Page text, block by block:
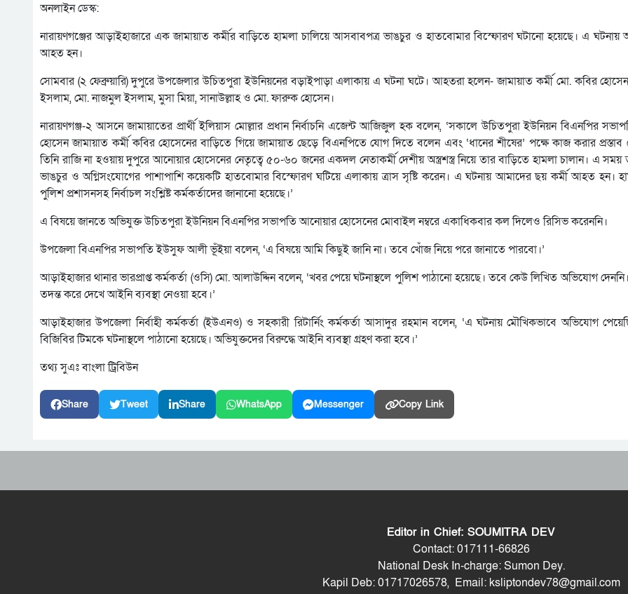
অনলাইন ডেস্ক:
নারায়ণগঞ্জের আড়াইহাজারে এক জামায়াত কর্মীর বাড়িতে হামলা চালিয়ে আসবাবপত্র ভাঙচুর ও হাতবোমার বিস্ফোরণ ঘটানো হয়েছে। এ
আহত হন।
সোমবার (২ ফেব্রুয়ারি) দুপুরে উপজেলার উচিতপুরা ইউনিয়নের বড়াইপাড়া এলাকায় এ ঘটনা ঘটে। আহতরা হলেন- জামায়াত কর্মী মো. কবির
ইসলাম, মো. নাজমুল ইসলাম, মুসা মিয়া, সানাউল্লাহ ও মো. ফারুক হোসেন।
নারায়ণগঞ্জ-২ আসনে জামায়াতের প্রার্থী ইলিয়াস মোল্লার প্রধান নির্বাচনি এজেন্ট আজিজুল হক বলেন, ‘সকালে উচিতপুরা ইউনিয়ন বিএনপির
হোসেন জামায়াত কর্মী কবির হোসেনের বাড়িতে গিয়ে জামায়াত ছেড়ে বিএনপিতে যোগ দিতে বলেন এবং ‘ধানের শীষের’ পক্ষে কাজ করার প্রস্তাব
তিনি রাজি না হওয়ায় দুপুরে আনোয়ার হোসেনের নেতৃত্বে ৫০-৬০ জনের একদল নেতাকর্মী দেশীয় অস্ত্রশস্ত্র নিয়ে তার বাড়িতে হামলা চালান। এ সময়
ভাঙচুর ও অগ্নিসংযোগের পাশাপাশি কয়েকটি হাতবোমার বিস্ফোরণ ঘটিয়ে এলাকায় ত্রাস সৃষ্টি করেন। এ ঘটনায় আমাদের ছয় কর্মী আহত হন।
পুলিশ প্রশাসনসহ নির্বাচল সংশ্লিষ্ট কর্মকর্তাদের জানানো হয়েছে।’
এ বিষয়ে জানতে অভিযুক্ত উচিতপুরা ইউনিয়ন বিএনপির সভাপতি আনোয়ার হোসেনের মোবাইল নম্বরে একাধিকবার কল দিলেও রিসিভ করেননি।
উপজেলা বিএনপির সভাপতি ইউসুফ আলী ভূঁইয়া বলেন, ‘এ বিষয়ে আমি কিছুই জানি না। তবে খোঁজ নিয়ে পরে জানাতে পারবো।’
আড়াইহাজার থানার ভারপ্রাপ্ত কর্মকর্তা (ওসি) মো. আলাউদ্দিন বলেন, ‘খবর পেয়ে ঘটনাস্থলে পুলিশ পাঠানো হয়েছে। তবে কেউ লিখিত অভিযোগ
তদন্ত করে দেখে আইনি ব্যবস্থা নেওয়া হবে।’
আড়াইহাজার উপজেলা নির্বাহী কর্মকর্তা (ইউএনও) ও সহকারী রিটার্নিং কর্মকর্তা আসাদুর রহমান বলেন, ‘এ ঘটনায় মৌখিকভাবে অভিযোগ
বিজিবির টিমকে ঘটনাস্থলে পাঠানো হয়েছে। অভিযুক্তদের বিরুদ্ধে আইনি ব্যবস্থা গ্রহণ করা হবে।’
তথ্য সুএঃ বাংলা ট্রিবিউন
Share Tweet Share WhatsApp Messenger Copy Link
Editor in Chief: SOUMITRA DEV
Contact: 017111-66826
National Desk In-charge: Sumon Dey.
Kapil Deb: 01717026578, Email: ksliptondev78@gmail.com